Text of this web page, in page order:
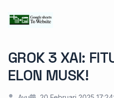
GROK 3 XAI:
ELON MUSK!